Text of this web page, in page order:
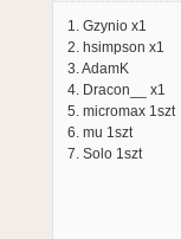
1. Gzynio x1
2. hsimpson x1
3. AdamK
4. Dracon__ x1
5. micromax 1szt
6. mu 1szt
7. Solo 1szt